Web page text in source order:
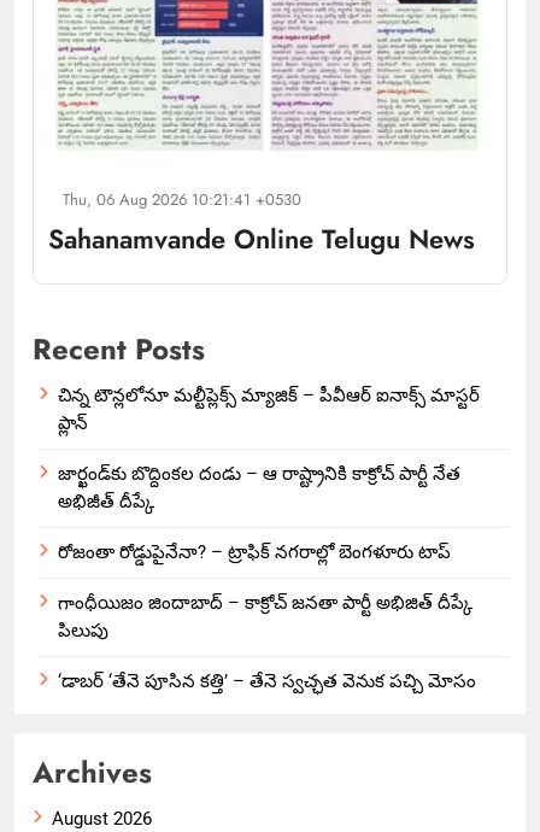
Thu, 06 Aug 2026 10:21:41 +0530
Sahanamvande Online Telugu News
Recent Posts
చిన్న టౌన్లలోనూ మల్టీప్లెక్స్‌ మ్యాజిక్ – పీవీఆర్ ఐనాక్స్ మాస్టర్
ప్లాన్
జార్ఖండ్‌కు బొద్దింకల దండు – ఆ రాష్ట్రానికి కాక్రోచ్ పార్టీ నేత
అభిజీత్ దీప్కే
రోజంతా రోడ్డుపైనేనా? – ట్రాఫిక్ నగరాల్లో బెంగళూరు టాప్
గాంధీయిజం జిందాబాద్ – కాక్రోచ్ జనతా పార్టీ అభిజిత్ దీప్కే
పిలుపు
‘డాబర్ ‘తేనె పూసిన కత్తి’ – తేనె స్వచ్ఛత వెనుక పచ్చి మోసం
Archives
August 2026